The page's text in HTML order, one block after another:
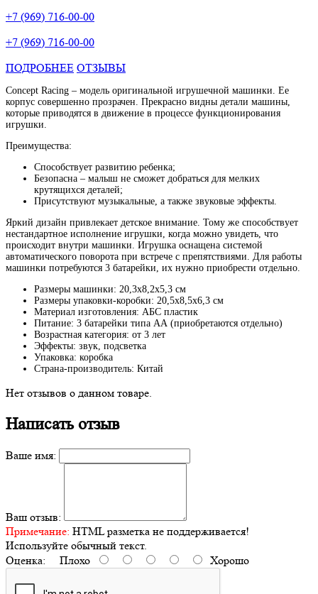
+7 (969) 716-00-00
+7 (969) 716-00-00
ПОДРОБНЕЕ ОТЗЫВЫ
Concept Racing – модель оригинальной игрушечной машинки. Ее
корпус совершенно прозрачен. Прекрасно видны детали машины,
которые приводятся в движение в процессе функционирования
игрушки.
Преимущества:
Способствует развитию ребенка;
Безопасна – малыш не сможет добраться для мелких
крутящихся деталей;
Присутствуют музыкальные, а также звуковые эффекты.
Яркий дизайн привлекает детское внимание. Тому же способствует
нестандартное исполнение игрушки, когда можно увидеть, что
происходит внутри машинки. Игрушка оснащена системой
автоматического поворота при встрече с препятствиями. Для работы
машинки потребуются 3 батарейки, их нужно приобрести отдельно.
Размеры машинки: 20,3х8,2х5,3 см
Размеры упаковки-коробки: 20,5х8,5х6,3 см
Материал изготовления: АБС пластик
Питание: 3 батарейки типа АА (приобретаются отдельно)
Возрастная категория: от 3 лет
Эффекты: звук, подсветка
Упаковка: коробка
Страна-производитель: Китай
Нет отзывов о данном товаре.
Написать отзыв
Ваше имя:
Ваш отзыв:
Примечание: HTML разметка не поддерживается!
Используйте обычный текст.
Оценка: Плохо Хорошо